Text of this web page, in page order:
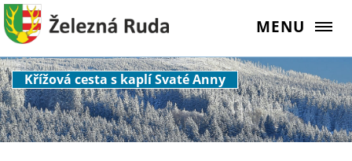
MENU
Křížová cesta s kaplí Svaté Anny